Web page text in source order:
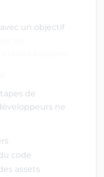
un objectif
.
de
ne
code
assets